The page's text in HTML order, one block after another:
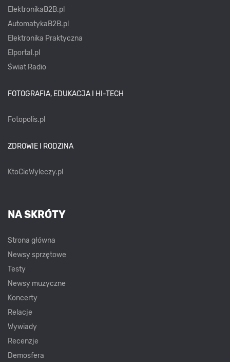
ElektronikaB2B.pl
AutomatykaB2B.pl
Elektronika Praktyczna
Elportal.pl
Świat Radio
FOTOGRAFIA, EDUKACJA I HI-TECH
Fotopolis.pl
ZDROWIE I RODZINA
KtoCieWyleczy.pl
NA SKRÓTY
Strona główna
Newsy sprzętowe
Testy
Newsy muzyczne
Koncerty
Relacje
Wywiady
Recenzje
Demosfera